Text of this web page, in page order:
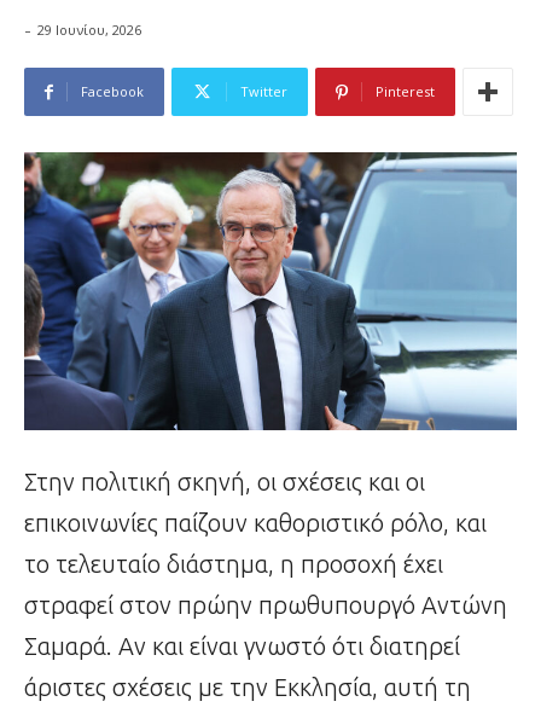
- 29 Ιουνίου, 2026
Facebook Twitter Pinterest
Στην πολιτική σκηνή, οι σχέσεις και οι
επικοινωνίες παίζουν καθοριστικό ρόλο, και
το τελευταίο διάστημα, η προσοχή έχει
στραφεί στον πρώην πρωθυπουργό Αντώνη
Σαμαρά. Αν και είναι γνωστό ότι διατηρεί
άριστες σχέσεις με την Εκκλησία, αυτή τη